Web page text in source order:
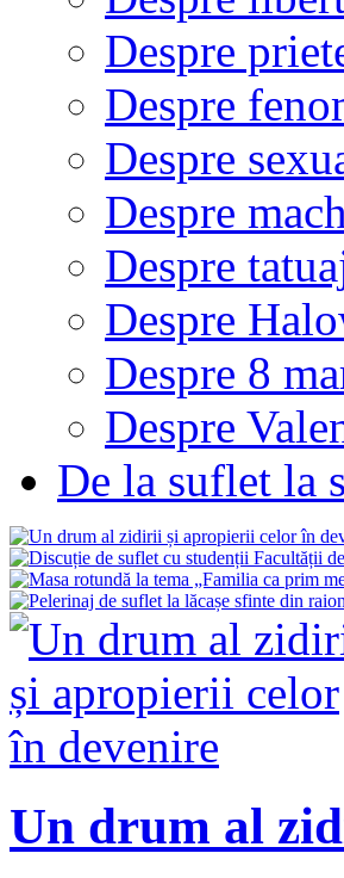
Despre
Despre
Despre
Despre
Despre
Despre
Despre 8
Despre
De la suflet la
Un drum al